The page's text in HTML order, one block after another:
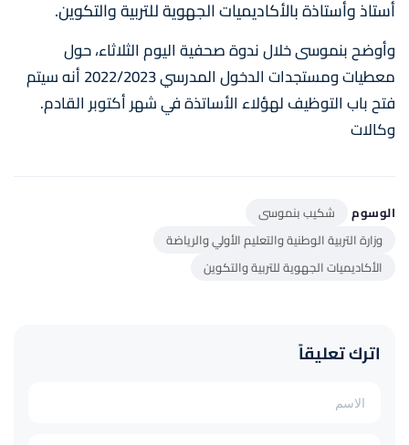
أستاذ وأستاذة بالأكاديميات الجهوية للتربية والتكوين.
وأوضح بنموسى خلال ندوة صحفية اليوم الثلاثاء، حول
معطيات ومستجدات الدخول المدرسي 2022/2023 أنه سيتم
فتح باب التوظيف لهؤلاء الأساتذة في شهر أكتوبر القادم.
وكالات
الوسوم
شكيب بنموسى
وزارة التربية الوطنية والتعليم الأولي والرياضة
الأكاديميات الجهوية للتربية والتكوين
اترك تعليقاً